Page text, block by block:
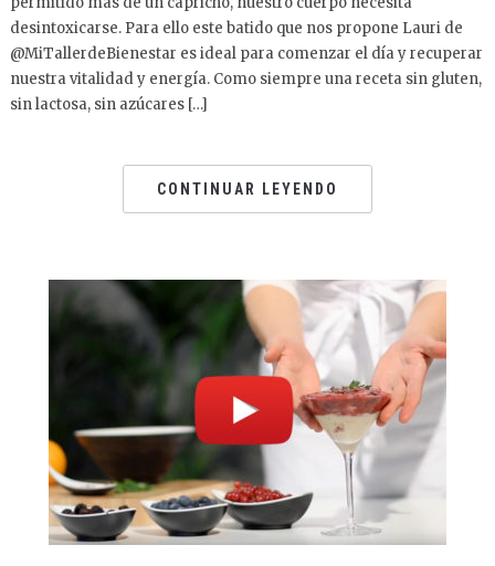
desintoxicarse. Para ello este batido que nos propone Lauri de
@MiTallerdeBienestar es ideal para comenzar el día y recuperar
nuestra vitalidad y energía. Como siempre una receta sin gluten,
sin lactosa, sin azúcares […]
CONTINUAR LEYENDO